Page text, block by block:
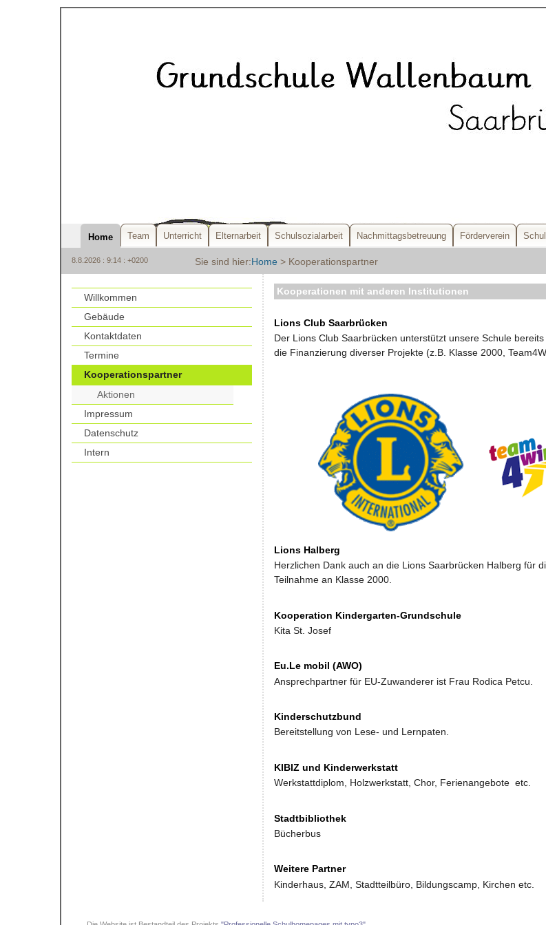
Home Team Unterricht Elternarbeit Schulsozialarbeit Nachmittagsbetreuung Förderverein
Sie sind hier:Home > Kooperationspartner
8.8.2026 : 9:14 : +0200
Willkommen
Gebäude
Kontaktdaten
Termine
Kooperationspartner
Aktionen
Impressum
Datenschutz
Intern
Kooperationen mit anderen Institutionen
Lions Club Saarbrücken
Der Lions Club Saarbrücken unterstützt unsere Schule
die Finanzierung diverser Projekte (z.B. Klasse 2000,
Lions Halberg
Herzlichen Dank auch an die Lions Saarbrücken Halberg für
Teilnahme an Klasse 2000.
Kooperation Kindergarten-Grundschule
Kita St. Josef
Eu.Le mobil (AWO)
Ansprechpartner für EU-Zuwanderer ist Frau Rodica Petcu.
Kinderschutzbund
Bereitstellung von Lese- und Lernpaten.
KIBIZ und Kinderwerkstatt
Werkstattdiplom, Holzwerkstatt, Chor, Ferienangebote etc.
Stadtbibliothek
Bücherbus
Weitere Partner
Kinderhaus, ZAM, Stadtteilbüro, Bildungscamp, Kirchen etc.